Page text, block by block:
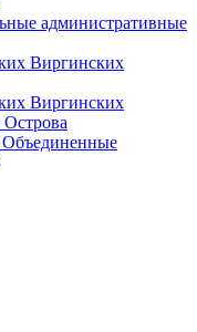
административные
Виргинских
Виргинских